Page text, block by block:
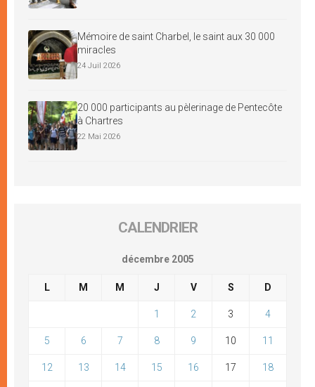
Mémoire de saint Charbel, le saint aux 30 000
miracles
24 Juil 2026
20 000 participants au pèlerinage de Pentecôte
à Chartres
22 Mai 2026
CALENDRIER
décembre 2005
L M M J V S D
1 2 3 4
5 6 7 8 9 10 11
12 13 14 15 16 17 18